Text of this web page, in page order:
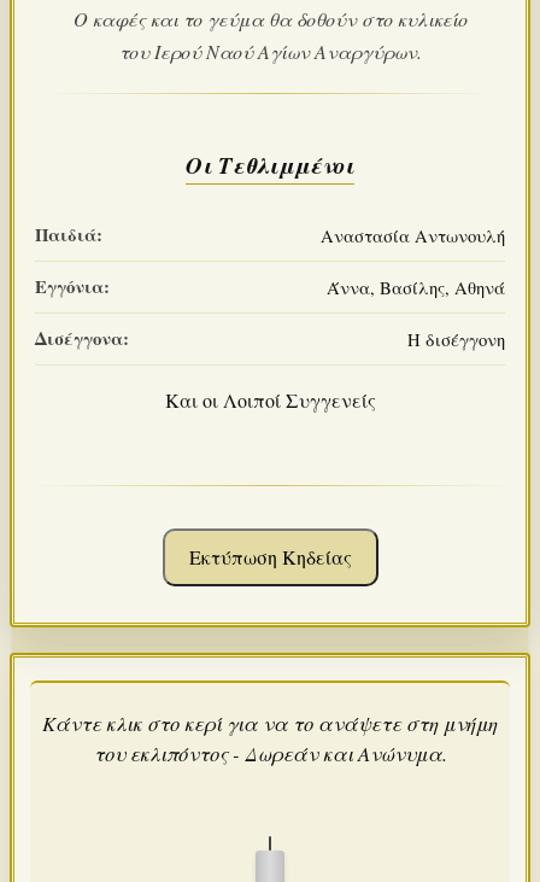
Ο καφές και το γεύμα θα δοθούν στο κυλικείο
του Ιερού Ναού Αγίων Αναργύρων.
Οι Τεθλιμμένοι
Παιδιά: Αναστασία Αντωνουλή
Εγγόνια: Άννα, Βασίλης, Αθηνά
Δισέγγονα: Η δισέγγονη
Και οι Λοιποί Συγγενείς
Εκτύπωση Κηδείας
Κάντε κλικ στο κερί για να το ανάψετε στη μνήμη
του εκλιπόντος - Δωρεάν και Ανώνυμα.